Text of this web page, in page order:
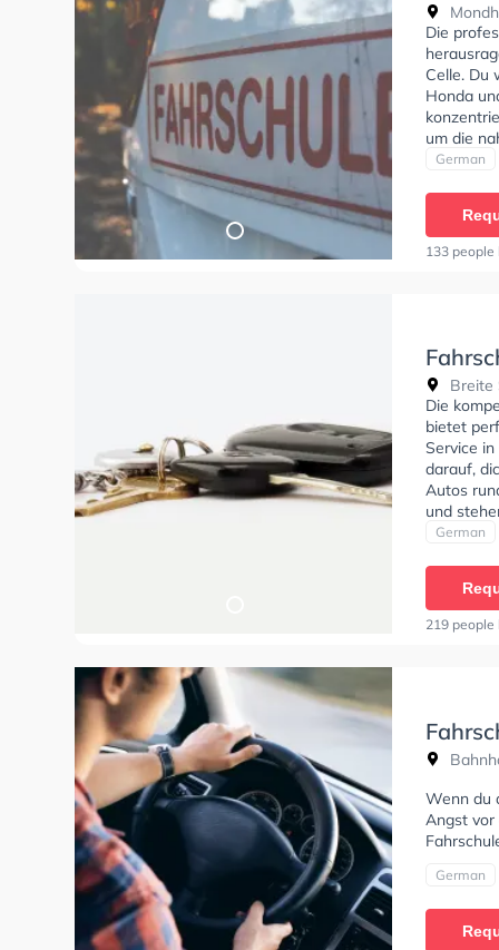
Die
Celle. Du
Honda
um die
können
German
133 people
Breite
Die
bietet
Service
darauf,
Autos
und
um
German
219 people
Wenn du
Angst vor
German